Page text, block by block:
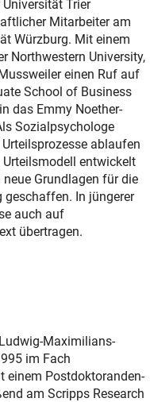
Trier
Mitarbeiter am
Würzburg. Mit einem
Northwestern University,
einen Ruf auf
School of Business
das Emmy Noether-
Sozialpsychologe
ablaufen
entwickelt
Grundlagen für die
In jüngerer
auch auf
übertragen.
Maximilians-
im Fach
einem Postdoktoranden-
am Scripps Research